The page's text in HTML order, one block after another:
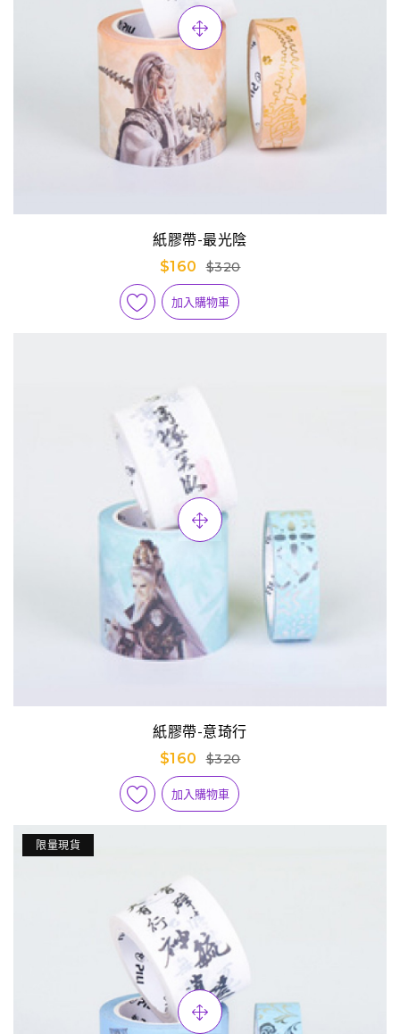
紙膠帶-最光陰
$160
$320
加入購物車
紙膠帶-意琦行
$160
$320
加入購物車
限量現貨